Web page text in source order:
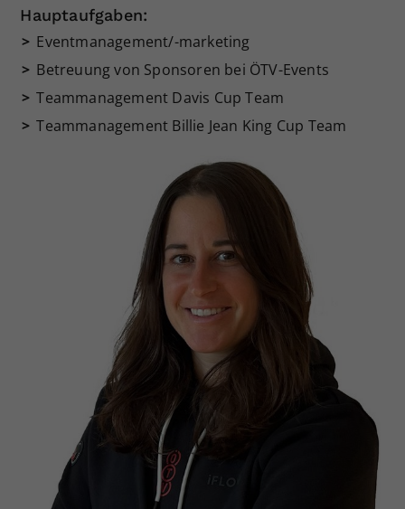
Hauptaufgaben:
Eventmanagement/-marketing
Betreuung von Sponsoren bei ÖTV-Events
Teammanagement Davis Cup Team
Teammanagement Billie Jean King Cup Team